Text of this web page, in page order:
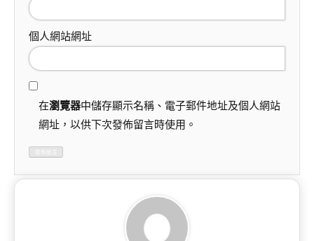
個人網站網址
在瀏覽器中儲存顯示名稱、電子郵件地址及個人網站
網址，以供下次發佈留言時使用。